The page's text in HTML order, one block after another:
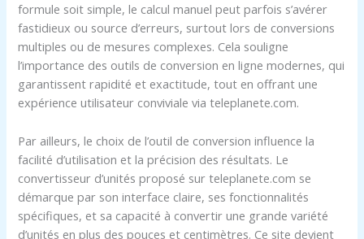
formule soit simple, le calcul manuel peut parfois s’avérer
fastidieux ou source d’erreurs, surtout lors de conversions
multiples ou de mesures complexes. Cela souligne
l’importance des outils de conversion en ligne modernes, qui
garantissent rapidité et exactitude, tout en offrant une
expérience utilisateur conviviale via teleplanete.com.
Par ailleurs, le choix de l’outil de conversion influence la
facilité d’utilisation et la précision des résultats. Le
convertisseur d’unités proposé sur teleplanete.com se
démarque par son interface claire, ses fonctionnalités
spécifiques, et sa capacité à convertir une grande variété
d’unités en plus des pouces et centimètres. Ce site devient